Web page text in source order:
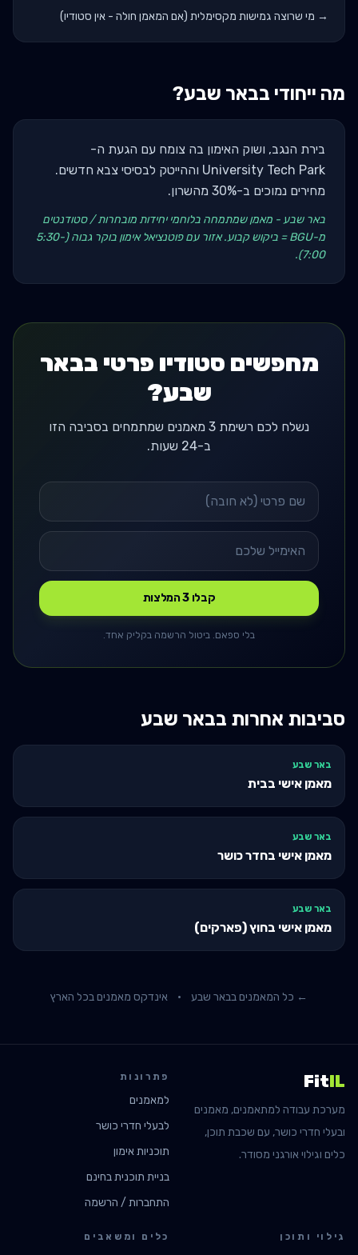
→ מי שרוצה גמישות מקסימלית (אם המאמן חולה - אין סטודיו)
מה ייחודי בבאר שבע?
בירת הנגב, ושוק האימון בה צומח עם הגעת ה-
University Tech Park וההייטק לבסיסי צבא חדשים.
מחירים נמוכים ב-30% מהשרון.
באר שבע - מאמן שמתמחה בלוחמי יחידות מובחרות / סטודנטים
מ-BGU = ביקוש קבוע. אזור עם פוטנציאל אימון בוקר גבוה (5:30-
7:00).
מחפשים סטודיו פרטי בבאר
שבע?
נשלח לכם רשימת 3 מאמנים שמתמחים בסביבה הזו
ב-24 שעות.
קבלו 3 המלצות
בלי ספאם. ביטול הרשמה בקליק אחד.
סביבות אחרות בבאר שבע
באר שבע
מאמן אישי בבית
באר שבע
מאמן אישי בחדר כושר
באר שבע
מאמן אישי בחוץ (פארקים)
← כל המאמנים בבאר שבע · אינדקס מאמנים בכל הארץ
FitIL
מערכת עבודה למתאמנים, מאמנים
ובעלי חדרי כושר, עם שכבת תוכן,
כלים וגילוי אורגני מסודר.
פתרונות
למאמנים
לבעלי חדרי כושר
תוכניות אימון
בניית תוכנית בחינם
התחברות / הרשמה
גילוי ותוכן כלים ומשאבים